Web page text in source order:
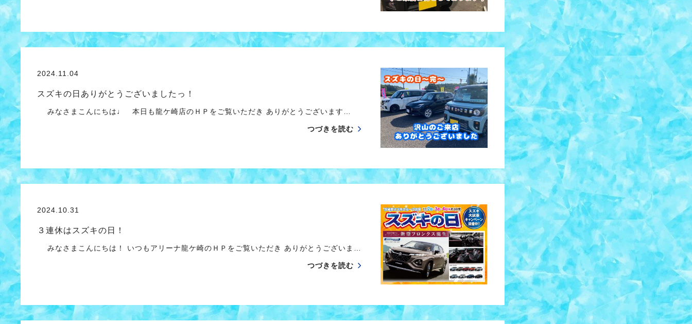
2024.11.04
スズキの日ありがとうございましたっ！
みなさまこんにちは♩ 本日も龍ケ崎店のＨＰをご覧いただき ありがとうございます…
つづきを読む
2024.10.31
３連休はスズキの日！
みなさまこんにちは！ いつもアリーナ龍ケ崎のＨＰをご覧いただき ありがとうございま…
つづきを読む